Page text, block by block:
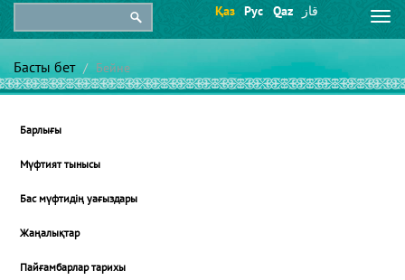
Қаз Рус Qaz قاز
Басты бет Бейне
Барлығы
Мүфтият тынысы
Бас мүфтидің уағыздары
Жаңалықтар
Пайғамбарлар тарихы